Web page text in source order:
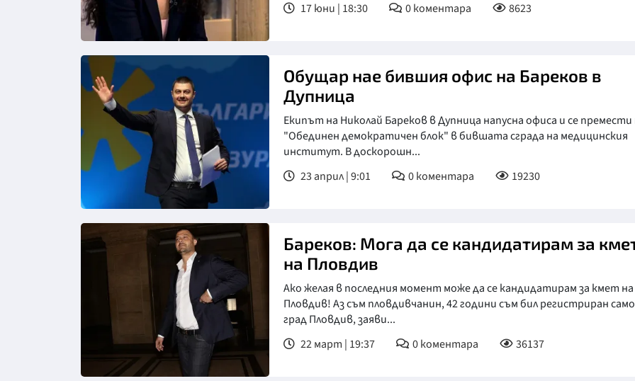
17 юни | 18:30
0коментара 8623
Обущар нае бившия офис на Бареков в
Дупница
Екипът на Николай Бареков в Дупница напусна офиса и се премести
"Обединен демократичен блок" в бившата сграда на медицинския
институт. В доскорошн...
23 април | 9:01
0коментара 19230
Бареков: Мога да се кандидатирам за
на Пловдив
Ако желая в последния момент може да се кандидатирам за кмет на
Пловдив! Аз съм пловдивчанин, 42 години съм бил регистриран
град Пловдив, заяви...
22 март | 19:37
0коментара 36137